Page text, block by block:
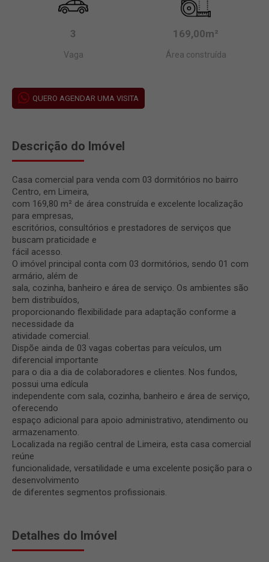
3
Vaga
169,00m²
Área construída
QUERO AGENDAR UMA VISITA
Descrição do Imóvel
Casa comercial para venda com 03 dormitórios no bairro
Centro, em Limeira,
com 169,80 m² de área construída e excelente localização
para empresas,
escritórios, consultórios e prestadores de serviços que
buscam praticidade e
fácil acesso.
O imóvel principal conta com 03 dormitórios, sendo 01 com
armário, além de
sala, cozinha, banheiro e área de serviço. Os ambientes são
bem distribuídos,
proporcionando flexibilidade para adaptação conforme a
necessidade da
atividade comercial.
Dispõe ainda de 03 vagas cobertas para veículos, um
diferencial importante
para o dia a dia de colaboradores e clientes. Nos fundos,
possui uma edícula
independente com sala, cozinha, banheiro e área de serviço,
oferecendo
espaço adicional para apoio administrativo, atendimento ou
armazenamento.
Localizada na região central de Limeira, esta casa comercial
reúne
funcionalidade, versatilidade e uma excelente posição para o
desenvolvimento
de diferentes segmentos profissionais.
Detalhes do Imóvel